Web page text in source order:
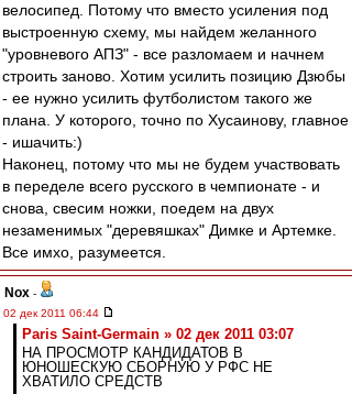
велосипед. Потому что вместо усиления под
выстроенную схему, мы найдем желанного
"уровневого АПЗ" - все разломаем и начнем
строить заново. Хотим усилить позицию Дзюбы
- ее нужно усилить футболистом такого же
плана. У которого, точно по Хусаинову, главное
- ишачить:)
Наконец, потому что мы не будем участвовать
в переделе всего русского в чемпионате - и
снова, свесим ножки, поедем на двух
незаменимых "деревяшках" Димке и Артемке.
Все имхо, разумеется.
Nox -
02 дек 2011 06:44
Paris Saint-Germain » 02 дек 2011 03:07
НА ПРОСМОТР КАНДИДАТОВ В
ЮНОШЕСКУЮ СБОРНУЮ У РФС НЕ
ХВАТИЛО СРЕДСТВ